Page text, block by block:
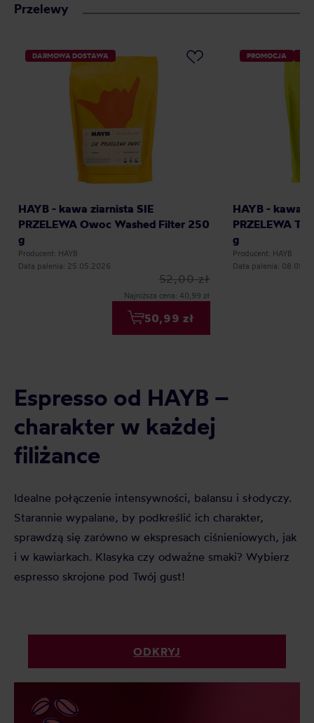
Przelewy
DARMOWA DOSTAWA
HAYB - kawa ziarnista SIE
PRZELEWA Owoc Washed Filter 250
g
Producent: HAYB
Data palenia: 25.05.2026
52,00 zł
Najniższa cena: 40,99 zł
50,99 zł
PROMOCJA
HAYB - kawa
PRZELEWA
g
Producent: HAYB
Data palenia:
Espresso od HAYB –
charakter w każdej
filiżance
Idealne połączenie intensywności, balansu i słodyczy.
Starannie wypalane, by podkreślić ich charakter,
sprawdzą się zarówno w ekspresach ciśnieniowych, jak
i w kawiarkach. Klasyka czy odważne smaki? Wybierz
espresso skrojone pod Twój gust!
ODKRYJ